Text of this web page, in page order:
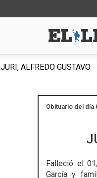
JURI, ALFREDO GUSTAVO
Obituario del día
Falleció el
García y